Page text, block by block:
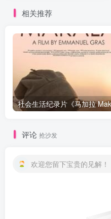
相关推荐
评论 抢沙发
欢迎您留下宝贵的见解！